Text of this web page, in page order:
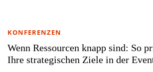
Wenn Ressourcen knapp sind: So
Ihre strategischen Ziele in der
KONFERENZEN